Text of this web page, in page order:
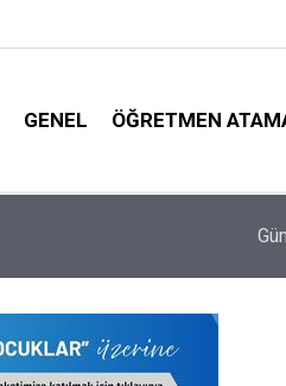
GENEL ÖĞRETMEN
Salı